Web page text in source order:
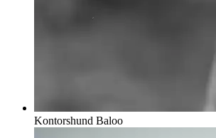
Kontorshund Baloo